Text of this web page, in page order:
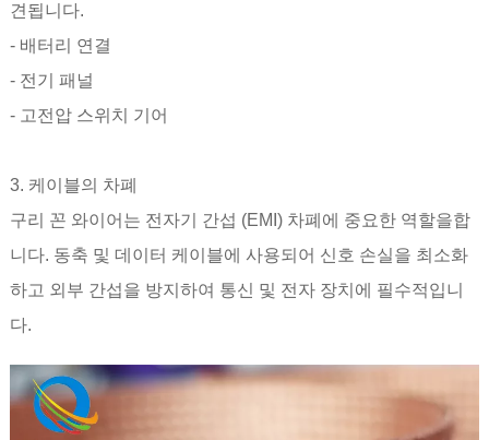
견됩니다.
- 배터리 연결
- 전기 패널
- 고전압 스위치 기어
3. 케이블의 차폐
구리 꼰 와이어는 전자기 간섭 (EMI) 차폐에 중요한 역할을합
니다. 동축 및 데이터 케이블에 사용되어 신호 손실을 최소화
하고 외부 간섭을 방지하여 통신 및 전자 장치에 필수적입니
다.